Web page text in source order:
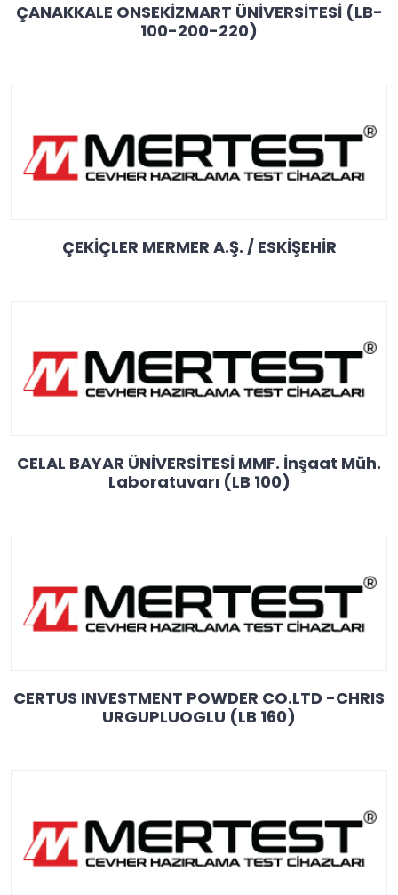
ÇANAKKALE ONSEKİZMART ÜNİVERSİTESİ (LB-
100-200-220)
ÇEKİÇLER MERMER A.Ş. / ESKİŞEHİR
CELAL BAYAR ÜNİVERSİTESİ MMF. İnşaat Müh.
Laboratuvarı (LB 100)
CERTUS INVESTMENT POWDER CO.LTD -CHRIS
URGUPLUOGLU (LB 160)